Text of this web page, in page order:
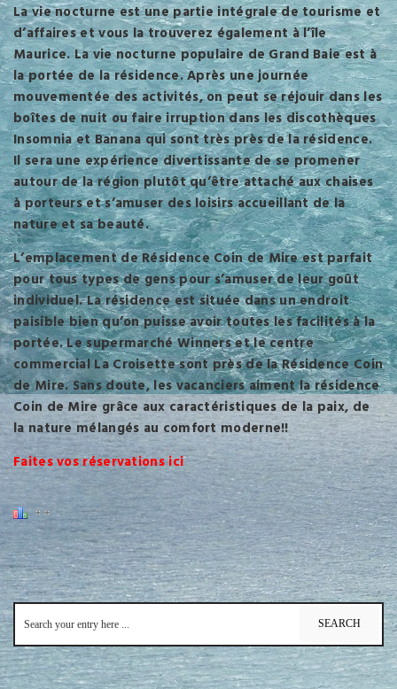
La vie nocturne est une partie intégrale de tourisme et
d’affaires et vous la trouverez également à l’île
Maurice. La vie nocturne populaire de Grand Baie est à
la portée de la résidence. Après une journée
mouvementée des activités, on peut se réjouir dans les
boîtes de nuit ou faire irruption dans les discothèques
Insomnia et Banana qui sont très près de la résidence.
Il sera une expérience divertissante de se promener
autour de la région plutôt qu’être attaché aux chaises
à porteurs et s’amuser des loisirs accueillant de la
nature et sa beauté.
L’emplacement de Résidence Coin de Mire est parfait
pour tous types de gens pour s’amuser de leur goût
individuel. La résidence est située dans un endroit
paisible bien qu’on puisse avoir toutes les facilités à la
portée. Le supermarché Winners et le centre
commercial La Croisette sont près de la Résidence Coin
de Mire. Sans doute, les vacanciers aiment la résidence
Coin de Mire grâce aux caractéristiques de la paix, de
la nature mélangés au comfort moderne!!
Faites vos réservations ici